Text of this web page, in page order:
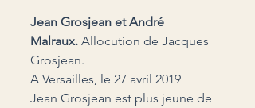
Jean Grosjean et André
Malraux. Allocution de Jacques
Grosjean.
A Versailles, le 27 avril 2019
Jean Grosjean est plus jeune de